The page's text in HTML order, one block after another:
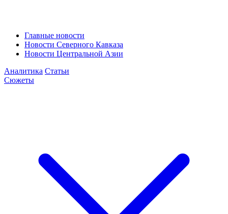
Главные новости
Новости Северного Кавказа
Новости Центральной Азии
Аналитика Статьи
Сюжеты